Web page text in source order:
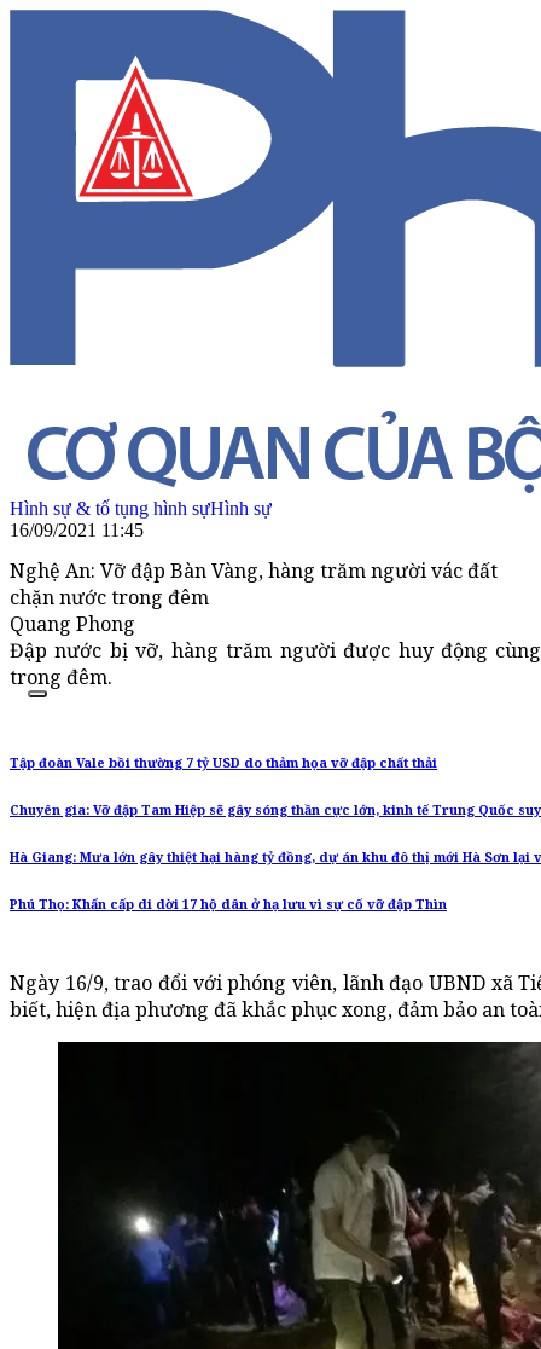
Hình sự & tố tụng hình sựHình sự
16/09/2021 11:45
Nghệ An: Vỡ đập Bàn Vàng, hàng trăm người vác đất
chặn nước trong đêm
Quang Phong
Đập nước bị vỡ, hàng trăm người được huy động
trong đêm.
Tập đoàn Vale bồi thường 7 tỷ USD do thảm họa vỡ đập chất thải
Chuyên gia: Vỡ đập Tam Hiệp sẽ gây sóng thần cực lớn, kinh tế Trung Quốc
Hà Giang: Mưa lớn gây thiệt hại hàng tỷ đồng, dự án khu đô thị mới Hà Sơn lại
Phú Thọ: Khẩn cấp di dời 17 hộ dân ở hạ lưu vì sự cố vỡ đập Thìn
Ngày 16/9, trao đổi với phóng viên, lãnh đạo UBND xã
biết, hiện địa phương đã khắc phục xong, đảm bảo an